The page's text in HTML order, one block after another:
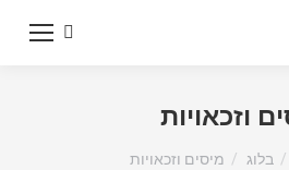
Search:
וזכאויות
בלוג מיסים וזכאויות